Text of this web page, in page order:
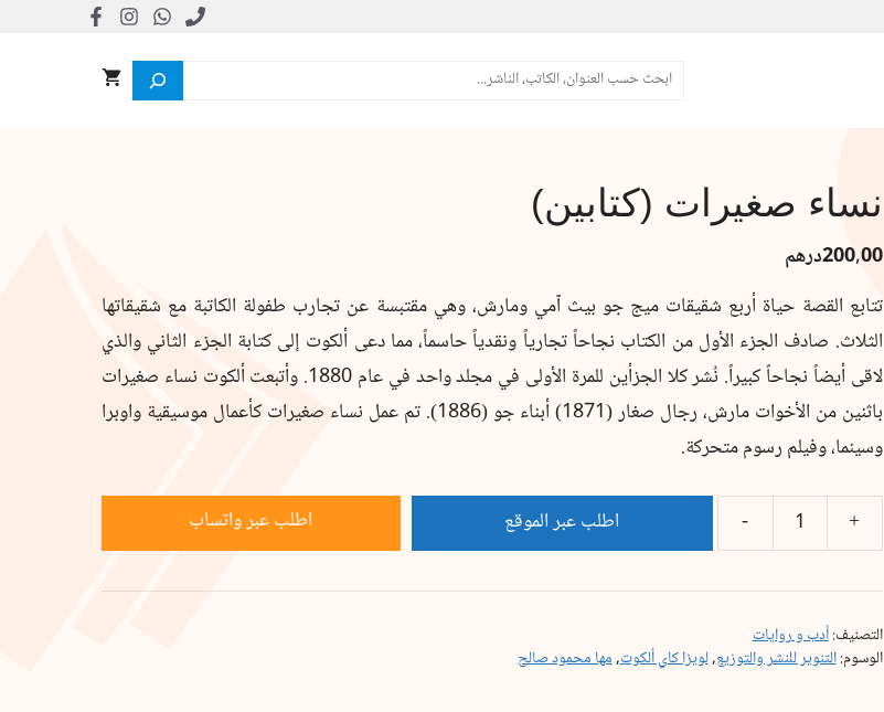
البحث
نساء صغيرات (كتابين)
200,00درهم
تتابع القصة حياة أربع شقيقات ميج جو بيث آمي ومارش، وهي مقتبسة عن تجارب طفولة الكاتبة مع شقيقاتها
الثلاث. صادف الجزء الأول من الكتاب نجاحاً تجارياً ونقدياً حاسماً، مما دعى ألكوت إلى كتابة الجزء الثاني والذي
لاقى أيضاً نجاحاً كبيراً. نُشر كلا الجزأين للمرة الأولى في مجلد واحد في عام 1880. وأتبعت ألكوت نساء صغيرات
باثنين من الأخوات مارش، رجال صغار (1871) أبناء جو (1886). تم عمل نساء صغيرات كأعمال موسيقية واوبرا
وسينما، وفيلم رسوم متحركة.
اطلب عبر الموقع اطلب عبر واتساب
التصنيف:أدب و روايات
الوسوم:التنوير للنشر والتوزيع,لويزا كاي ألكوت,مها محمود صالح